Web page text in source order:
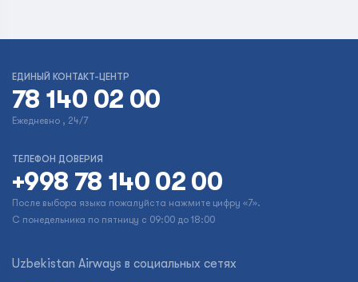
ЕДИНЫЙ КОНТАКТ-ЦЕНТР
78 140 02 00
Ежедневно , 24/7
ТЕЛЕФОН ДОВЕРИЯ
+998 78 140 02 00
После выбора языка пожалуйста нажмите цифру «7».
С понедельника по пятницу с 09:00 до 18:00
Uzbekistan Airways в социальных сетях